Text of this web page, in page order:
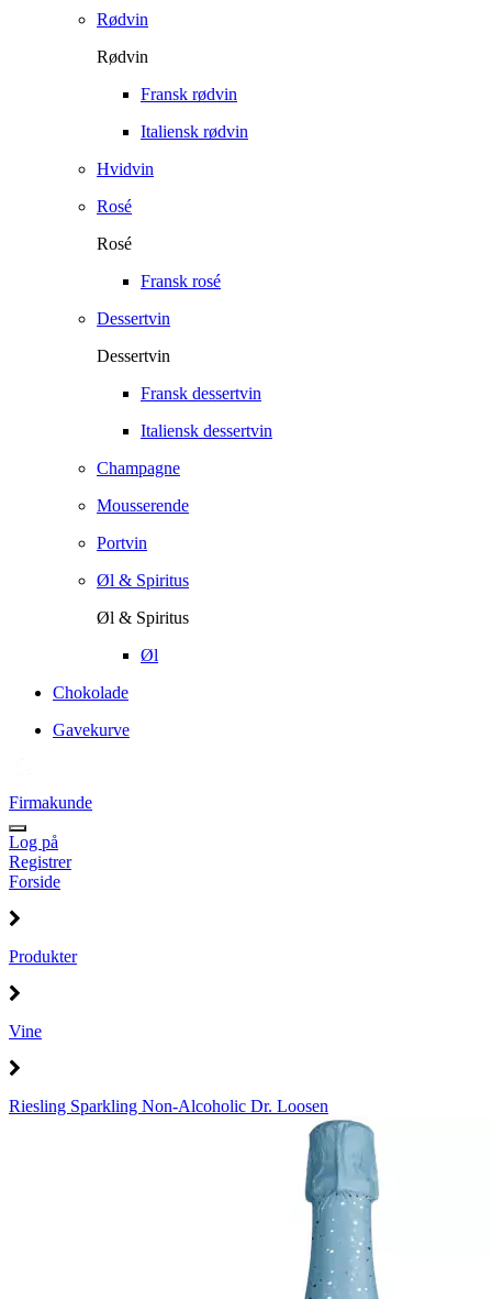
Rødvin
Rødvin
Fransk rødvin
Italiensk rødvin
Hvidvin
Rosé
Rosé
Fransk rosé
Dessertvin
Dessertvin
Fransk dessertvin
Italiensk dessertvin
Champagne
Mousserende
Portvin
Øl & Spiritus
Øl & Spiritus
Øl
Chokolade
Gavekurve
Firmakunde
Log på
Registrer
Forside
Produkter
Vine
Riesling Sparkling Non-Alcoholic Dr. Loosen